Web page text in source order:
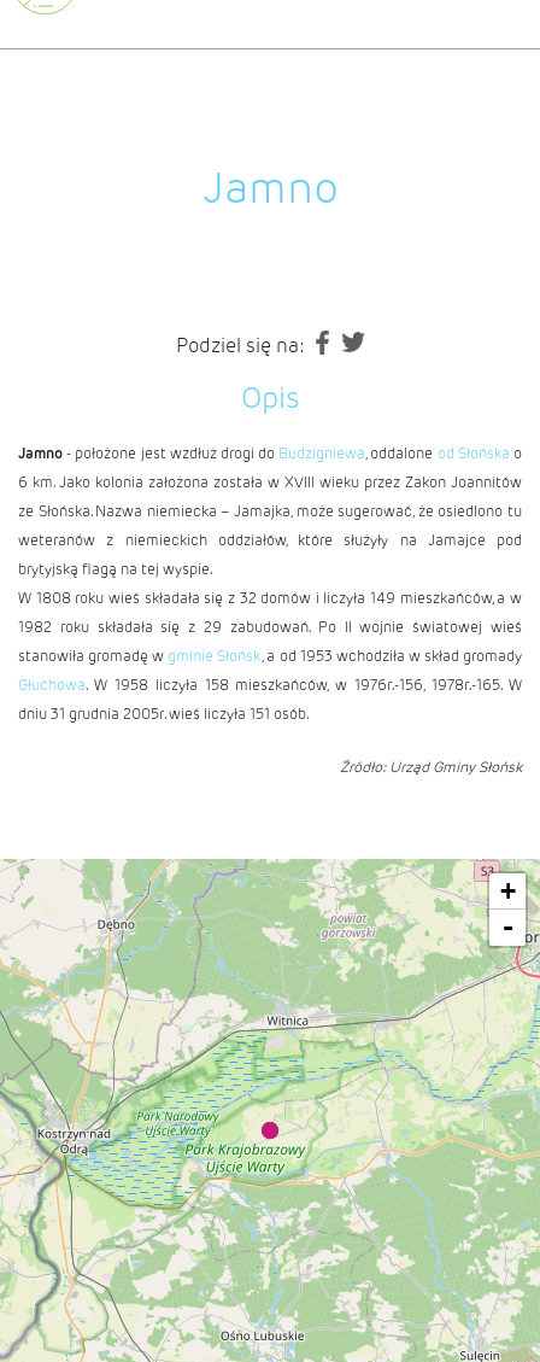
Jamno
Podziel się na:
Opis
Jamno - położone jest wzdłuż drogi do Budzigniewa, oddalone od Słońska o
6 km. Jako kolonia założona została w XVIII wieku przez Zakon Joannitów
ze Słońska. Nazwa niemiecka – Jamajka, może sugerować, że osiedlono tu
weteranów z niemieckich oddziałów, które służyły na Jamajce pod
brytyjską flagą na tej wyspie.
W 1808 roku wieś składała się z 32 domów i liczyła 149 mieszkańców, a w
1982 roku składała się z 29 zabudowań. Po II wojnie światowej wieś
stanowiła gromadę w gminie Słońsk, a od 1953 wchodziła w skład gromady
Głuchowa. W 1958 liczyła 158 mieszkańców, w 1976r.-156, 1978r.-165. W
dniu 31 grudnia 2005r. wieś liczyła 151 osób.
Źródło: Urząd Gminy Słońsk
+
-